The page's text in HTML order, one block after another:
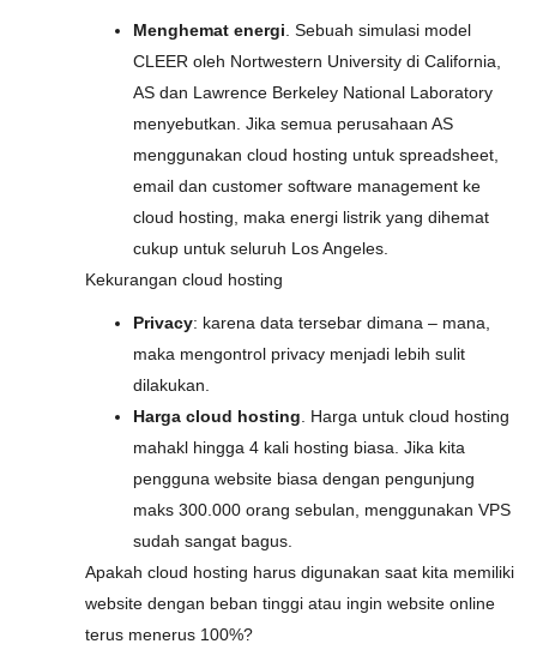
Menghemat energi . Sebuah simulasi model
CLEER oleh Nortwestern University di California,
AS dan Lawrence Berkeley National Laboratory
menyebutkan. Jika semua perusahaan AS
menggunakan cloud hosting untuk spreadsheet,
email dan customer software management ke
cloud hosting, maka energi listrik yang dihemat
cukup untuk seluruh Los Angeles.
Kekurangan cloud hosting
Privacy: karena data tersebar dimana – mana,
maka mengontrol privacy menjadi lebih sulit
dilakukan.
Harga cloud hosting . Harga untuk cloud hosting
mahakl hingga 4 kali hosting biasa. Jika kita
pengguna website biasa dengan pengunjung
maks 300.000 orang sebulan, menggunakan VPS
sudah sangat bagus.
Apakah cloud hosting harus digunakan saat kita memiliki
website dengan beban tinggi atau ingin website online
terus menerus 100%?